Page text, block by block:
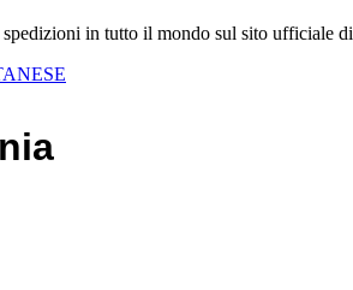
in tutto il mondo sul sito ufficiale di